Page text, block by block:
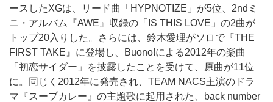
ースしたXGは、リード曲「HYPNOTIZE」が5位、2ndミ
ニ・アルバム『AWE』収録の「IS THIS LOVE」の2曲が
トップ20入りした。さらには、鈴木愛理がソロで『THE
FIRST TAKE』に登場し、Buono!による2012年の楽曲
「初恋サイダー」を披露したことを受けて、原曲が11位
に。同じく2012年に発売され、TEAM NACS主演のドラ
マ『スープカレー』の主題歌に起用された、back number